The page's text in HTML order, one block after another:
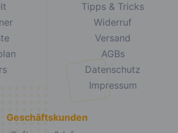
Tipps & Tricks
Widerruf
Versand
AGBs
Datenschutz
Impressum
Geschäftskunden